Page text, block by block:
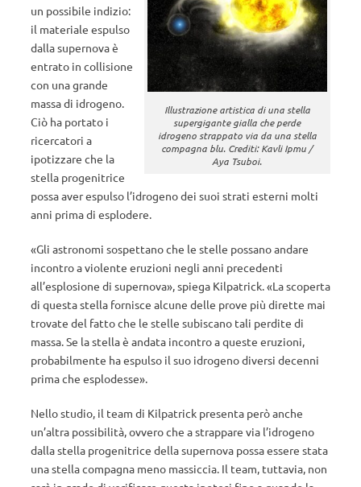
Illustrazione artistica di una stella
supergigante gialla che perde
idrogeno strappato via da una stella
compagna blu. Crediti: Kavli Ipmu /
Aya Tsuboi.
un possibile indizio:
il materiale espulso
dalla supernova è
entrato in collisione
con una grande
massa di idrogeno.
Ciò ha portato i
ricercatori a
ipotizzare che la
stella progenitrice
possa aver espulso l’idrogeno dei suoi strati esterni molti
anni prima di esplodere.
«Gli astronomi sospettano che le stelle possano andare
incontro a violente eruzioni negli anni precedenti
all’esplosione di supernova», spiega Kilpatrick. «La scoperta
di questa stella fornisce alcune delle prove più dirette mai
trovate del fatto che le stelle subiscano tali perdite di
massa. Se la stella è andata incontro a queste eruzioni,
probabilmente ha espulso il suo idrogeno diversi decenni
prima che esplodesse».
Nello studio, il team di Kilpatrick presenta però anche
un’altra possibilità, ovvero che a strappare via l’idrogeno
dalla stella progenitrice della supernova possa essere stata
una stella compagna meno massiccia. Il team, tuttavia, non